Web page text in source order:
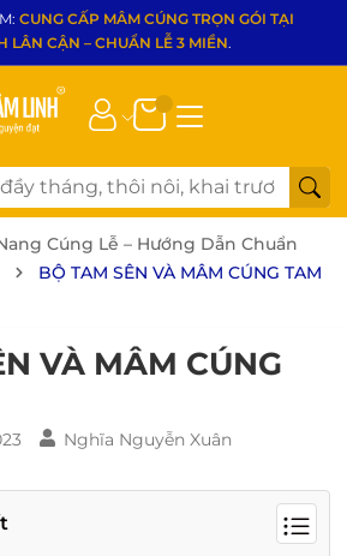
CUNG CẤP MÂM CÚNG TRỌN GÓI TẠI
LÂN CẬN – CHUẨN LỄ 3 MIỀN.
Cúng Lễ – Hướng Dẫn Chuẩn
BỘ TAM SÊN VÀ MÂM CÚNG TAM
VÀ MÂM CÚNG
Nghĩa Nguyễn Xuân